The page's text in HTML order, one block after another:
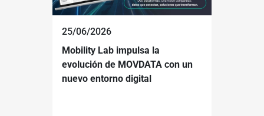
25/06/2026
Mobility Lab impulsa la
evolución de MOVDATA con un
nuevo entorno digital